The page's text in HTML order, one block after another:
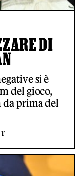
DI
si è
del gioco,
prima del